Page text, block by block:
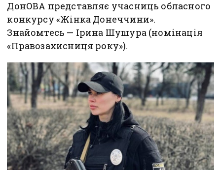
ДонОВА представляє учасниць обласного
конкурсу «Жінка Донеччини».
Знайомтесь — Ірина Шушура (номінація
«Правозахисниця року»).